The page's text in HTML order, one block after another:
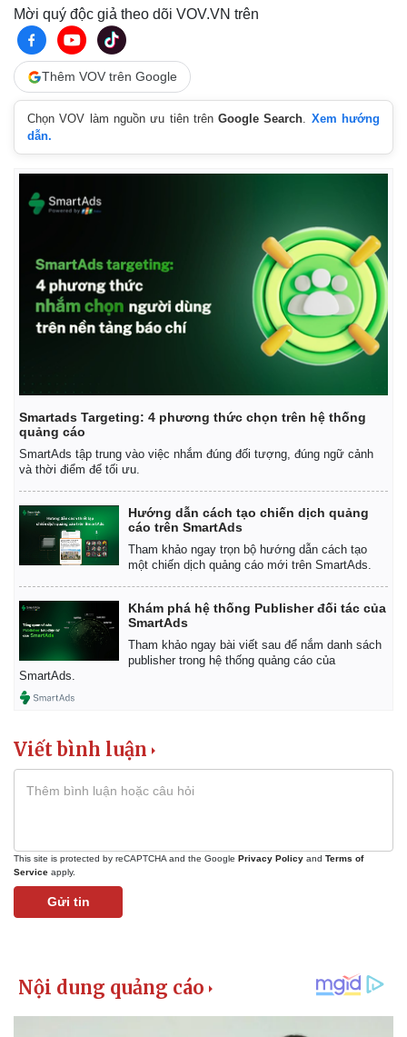
Mời quý độc giả theo dõi VOV.VN trên
Thêm VOV trên Google
Chọn VOV làm nguồn ưu tiên trênGoogle Search. Xem hướng
dẫn.
Smartads Targeting: 4 phương thức chọn trên hệ thống
quảng cáo
SmartAds tập trung vào việc nhắm đúng đối tượng, đúng ngữ cảnh
và thời điểm để tối ưu.
Hướng dẫn cách tạo chiến dịch quảng
cáo trên SmartAds
Tham khảo ngay trọn bộ hướng dẫn cách tạo
một chiến dịch quảng cáo mới trên SmartAds.
Khám phá hệ thống Publisher đối tác của
SmartAds
Tham khảo ngay bài viết sau để nắm danh sách
publisher trong hệ thống quảng cáo của
SmartAds.
Viết bình luận
This site is protected by reCAPTCHA and the Google Privacy Policy and Terms of
Service apply.
Gửi tin